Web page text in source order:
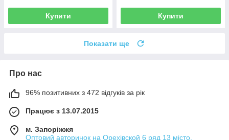
Купити Купити
Показати ще
Про нас
96% позитивних з 472 відгуків за рік
Працює з 13.07.2015
м. Запоріжжя
Оптовий авторинок на Орехівской 6 ряд 13 місто,